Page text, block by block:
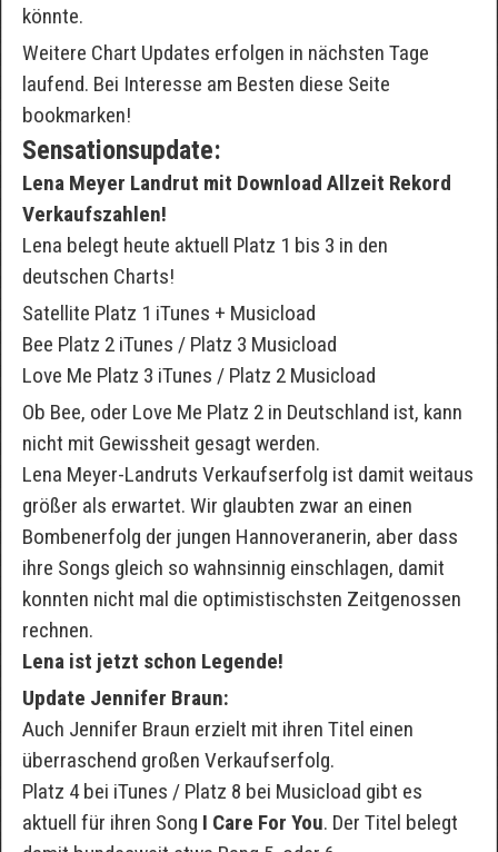
könnte.
Weitere Chart Updates erfolgen in nächsten Tage
laufend. Bei Interesse am Besten diese Seite
bookmarken!
Sensationsupdate:
Lena Meyer Landrut mit Download Allzeit Rekord
Verkaufszahlen!
Lena belegt heute aktuell Platz 1 bis 3 in den
deutschen Charts!
Satellite Platz 1 iTunes + Musicload
Bee Platz 2 iTunes / Platz 3 Musicload
Love Me Platz 3 iTunes / Platz 2 Musicload
Ob Bee, oder Love Me Platz 2 in Deutschland ist, kann
nicht mit Gewissheit gesagt werden.
Lena Meyer-Landruts Verkaufserfolg ist damit weitaus
größer als erwartet. Wir glaubten zwar an einen
Bombenerfolg der jungen Hannoveranerin, aber dass
ihre Songs gleich so wahnsinnig einschlagen, damit
konnten nicht mal die optimistischsten Zeitgenossen
rechnen.
Lena ist jetzt schon Legende!
Update Jennifer Braun:
Auch Jennifer Braun erzielt mit ihren Titel einen
überraschend großen Verkaufserfolg.
Platz 4 bei iTunes / Platz 8 bei Musicload gibt es
aktuell für ihren Song I Care For You. Der Titel belegt